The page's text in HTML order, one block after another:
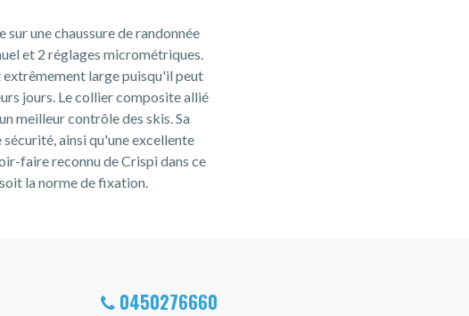
une chaussure de randonnée
et 2 réglages micrométriques.
large puisqu'il peut
jours. Le collier composite allié
meilleur contrôle des skis. Sa
ainsi qu'une excellente
faire reconnu de Crispi dans ce
la norme de fixation.
0450276660